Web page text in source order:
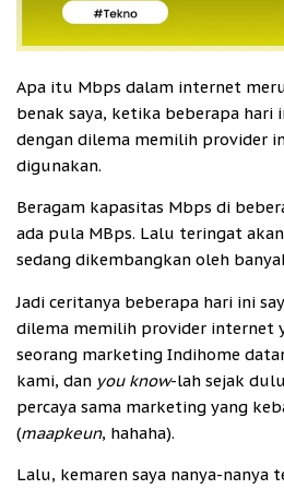
Apa itu Mbps dalam internet
benak saya, ketika beberapa
dengan dilema memilih provider
digunakan.
Beragam kapasitas Mbps di
ada pula MBps. Lalu teringat
sedang dikembangkan oleh
Jadi ceritanya beberapa hari ini
dilema memilih provider internet
seorang marketing Indihome
kami, dan you know-lah sejak
percaya sama marketing yang
(maapkeun, hahaha).
Lalu, kemaren saya nanya-nanya